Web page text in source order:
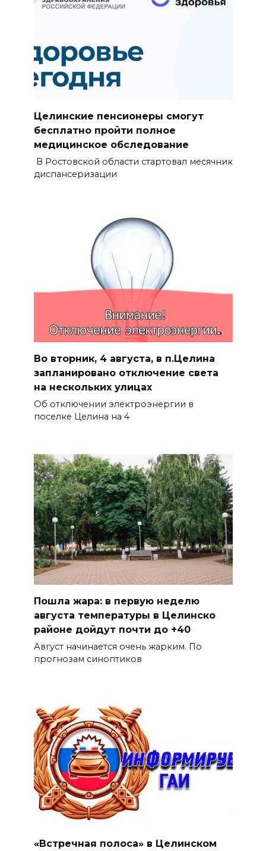
Целинские пенсионеры смогут
бесплатно пройти полное
медицинское обследование
В Ростовской области стартовал месячник
диспансеризации
Во вторник, 4 августа, в п.Целина
запланировано отключение света
на нескольких улицах
Об отключении электроэнергии в
поселке Целина на 4
Пошла жара: в первую неделю
августа температуры в Целинско
районе дойдут почти до +40
Август начинается очень жарким. По
прогнозам синоптиков
«Встречная полоса» в Целинском